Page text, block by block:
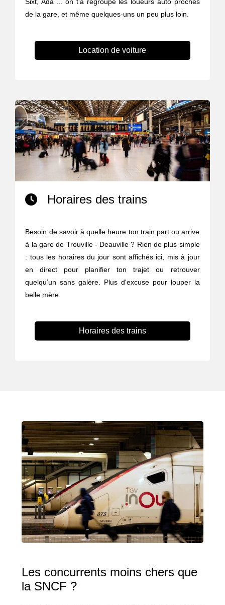
de la gare, et même quelques-uns un peu plus loin.
Location de voiture
Horaires des trains
Besoin de savoir à quelle heure ton train part ou arrive
à la gare de Trouville - Deauville ? Rien de plus simple
: tous les horaires du jour sont affichés ici, mis à jour
en direct pour planifier ton trajet ou retrouver
quelqu’un sans galère. Plus d'excuse pour louper la
belle mère.
Horaires des trains
Les concurrents moins chers que
la SNCF ?